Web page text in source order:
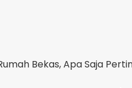
Bekas, Apa Saja